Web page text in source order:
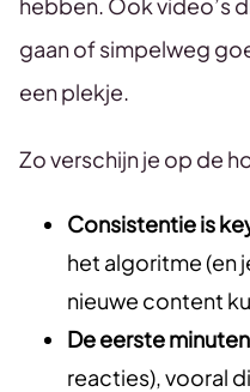
gaan of simpelweg
een plekje.
Zo verschijn je op de
Consistentie is
het algoritme (en
nieuwe content
De eerste
reacties), vooral